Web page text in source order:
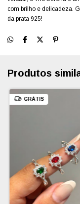
com brilho e delicadeza.
da prata 925!
Produtos
GRÁTIS